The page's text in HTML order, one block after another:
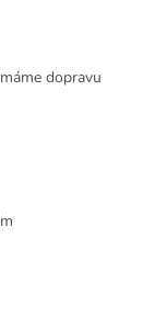
dopravu